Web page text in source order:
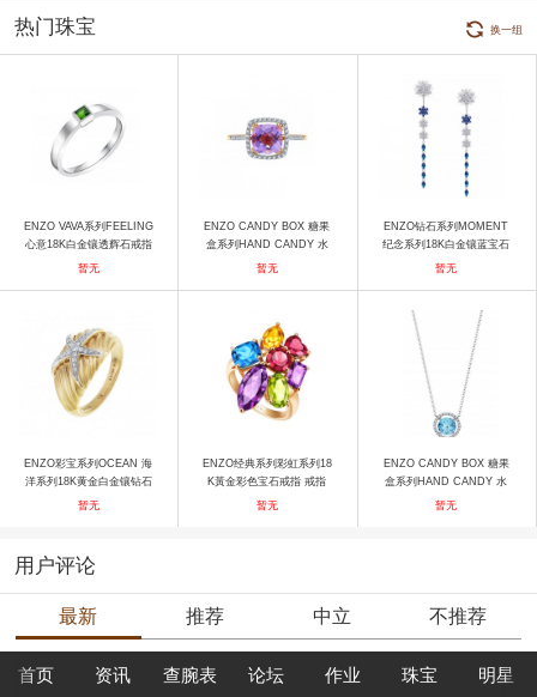
热门珠宝 换一组
ENZO VAVA系列FEELING
心意18K白金镶透辉石戒指
戒指
暂无
ENZO CANDY BOX 糖果
盒系列HAND CANDY 水
果硬糖18K玫瑰金镶枕形紫
暂无
ENZO钻石系列MOMENT
纪念系列18K白金镶蓝宝石
及钻石耳饰 耳饰
暂无
ENZO彩宝系列OCEAN 海
洋系列18K黄金白金镶钻石
戒指 戒指
暂无
ENZO经典系列彩虹系列18
K黃金彩色宝石戒指 戒指
暂无
ENZO CANDY BOX 糖果
盒系列HAND CANDY 水
果硬糖18K白金镶圆形托帕
暂无
用户评论
最新 推荐 中立 不推荐
首页 资讯 查腕表 论坛 作业 珠宝 明星